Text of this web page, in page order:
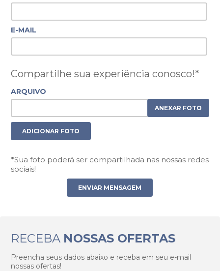
E-MAIL
Compartilhe sua experiência conosco!*
ARQUIVO
ANEXAR FOTO
ADICIONAR FOTO
*Sua foto poderá ser compartilhada nas nossas redes
sociais!
RECEBA NOSSAS OFERTAS
Preencha seus dados abaixo e receba em seu e-mail
nossas ofertas!